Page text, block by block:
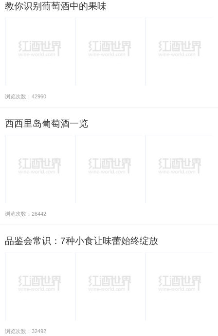
教你识别葡萄酒中的果味
浏览次数：42960
西西里岛葡萄酒一览
浏览次数：26442
品鉴会常识：7种小食让味蕾始终绽放
浏览次数：32492